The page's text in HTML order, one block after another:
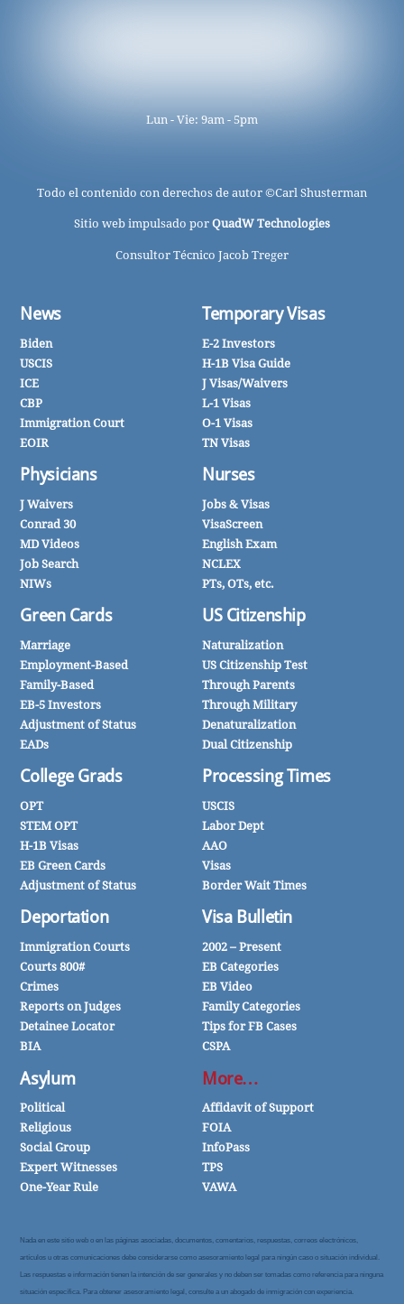
Lun - Vie: 9am - 5pm
Todo el contenido con derechos de autor ©Carl Shusterman
Sitio web impulsado por QuadW Technologies
Consultor Técnico Jacob Treger
News
Biden
USCIS
ICE
CBP
Immigration Court
EOIR
Physicians
J Waivers
Conrad 30
MD Videos
Job Search
NIWs
Green Cards
Marriage
Employment-Based
Family-Based
EB-5 Investors
Adjustment of Status
EADs
College Grads
OPT
STEM OPT
H-1B Visas
EB Green Cards
Adjustment of Status
Deportation
Immigration Courts
Courts 800#
Crimes
Reports on Judges
Detainee Locator
BIA
Asylum
Political
Religious
Social Group
Expert Witnesses
One-Year Rule
Temporary Visas
E-2 Investors
H-1B Visa Guide
J Visas/Waivers
L-1 Visas
O-1 Visas
TN Visas
Nurses
Jobs & Visas
VisaScreen
English Exam
NCLEX
PTs, OTs, etc.
US Citizenship
Naturalization
US Citizenship Test
Through Parents
Through Military
Denaturalization
Dual Citizenship
Processing Times
USCIS
Labor Dept
AAO
Visas
Border Wait Times
Visa Bulletin
2002 – Present
EB Categories
EB Video
Family Categories
Tips for FB Cases
CSPA
More…
Affidavit of Support
FOIA
InfoPass
TPS
VAWA
Nada en este sitio web o en las páginas asociadas, documentos, comentarios, respuestas, correos electrónicos,
artículos u otras comunicaciones debe considerarse como asesoramiento legal para ningún caso o situación individual.
Las respuestas e información tienen la intención de ser generales y no deben ser tomadas como referencia para ninguna
situación específica. Para obtener asesoramiento legal, consulte a un abogado de inmigración con experiencia.